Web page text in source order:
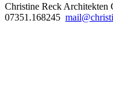
Christine Reck
07351.168245